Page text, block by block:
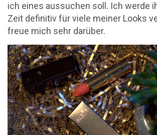
ich eines aussuchen soll. Ich werde
Zeit definitiv für viele meiner Looks
freue mich sehr darüber.